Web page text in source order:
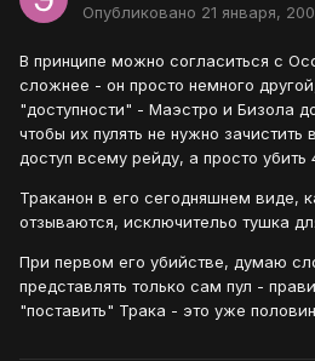
Опубликовано 21 января,
В принципе можно согласиться с
сложнее - он просто немного
"доступности" - Маэстро и Бизола
чтобы их пулять не нужно зачистить
доступ всему рейду, а просто
Траканон в его сегодняшнем виде,
отзываются, исключительо тушка
При первом его убийстве, думаю
представлять только сам пул -
"поставить" Трака - это уже